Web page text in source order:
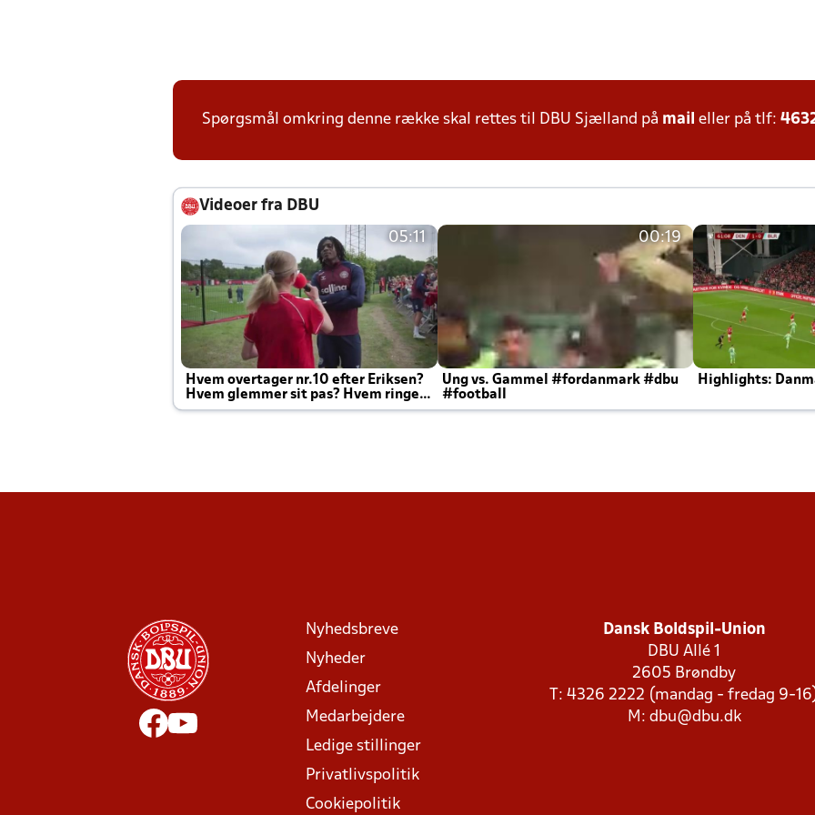
Spørgsmål omkring denne række skal rettes til DBU Sjælland på mail eller på tlf:
Videoer fra DBU
05:11
Hvem overtager nr.10 efter Eriksen?
Hvem glemmer sit pas? Hvem ringer
Joachim altid til efter kampe?
00:19
Ung vs. Gammel #fordanmark #dbu
#football
Highlights:
Nyhedsbreve
Nyheder
Afdelinger
Medarbejdere
Ledige stillinger
Privatlivspolitik
Cookiepolitik
Dansk Boldspil-Union
DBU Allé 1
2605 Brøndby
T: 4326 2222 (mandag - fredag 9-
M: dbu@dbu.dk